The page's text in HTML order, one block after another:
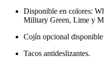
Disponible en colores:
Military Green, Lime y
Cojín opcional disponible
Tacos antideslizantes.